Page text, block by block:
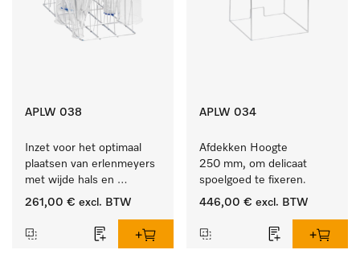
APLW 038
Inzet voor het optimaal
plaatsen van erlenmeyers
met wijde hals en
maatcylinders.
261,00 € excl. BTW
APLW 034
Afdekken Hoogte
250 mm, om delicaat
spoelgoed te fixeren.
446,00 € excl. BTW